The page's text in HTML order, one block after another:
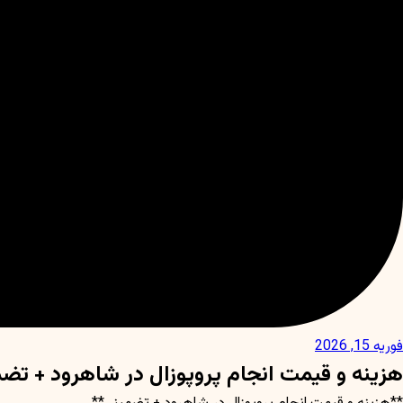
فوریه 15, 2026
هزینه و قیمت انجام پروپوزال در شاهرود +